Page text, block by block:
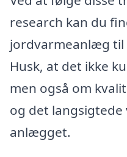
research kan du
jordvarmeanlæg
Husk, at det ikke
men også om
og det
anlægget.